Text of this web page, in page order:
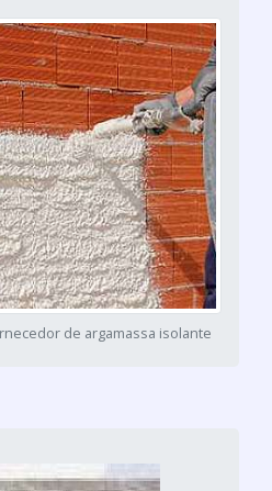
de argamassa isolante